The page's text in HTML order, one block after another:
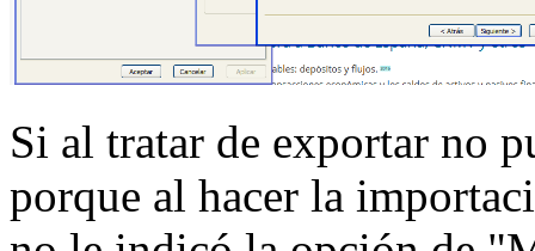
Si al tratar de exportar no
porque al hacer la